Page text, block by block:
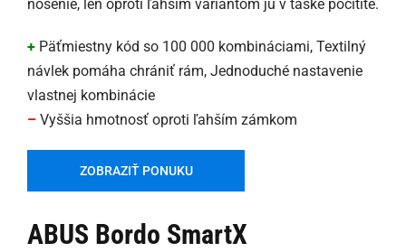
nosenie, len oproti ľahším variantom ju v taške pocítite.
+ Päťmiestny kód so 100 000 kombináciami, Textilný
návlek pomáha chrániť rám, Jednoduché nastavenie
vlastnej kombinácie
– Vyššia hmotnosť oproti ľahším zámkom
ZOBRAZIŤ PONUKU
ABUS Bordo SmartX